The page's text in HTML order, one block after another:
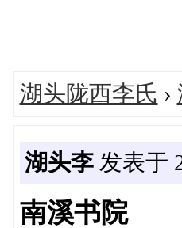
湖头陇西李氏 ›
湖头李发表于
南溪书院